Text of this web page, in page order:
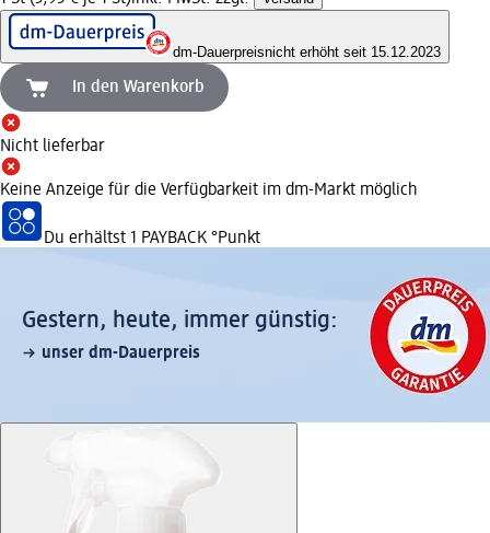
dm-Dauerpreisnicht erhöht seit 15.12.2023
In den Warenkorb
Nicht lieferbar
Keine Anzeige für die Verfügbarkeit im dm-Markt möglich
Du erhältst 1 PAYBACK °Punkt
Gestern, heute, immer günstig:
unser dm-Dauerpreis